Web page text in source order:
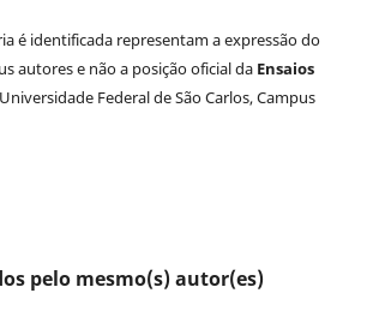
é identificada representam a expressão do
autores e não a posição oficial da Ensaios
Federal de São Carlos, Campus
pelo mesmo(s) autor(es)